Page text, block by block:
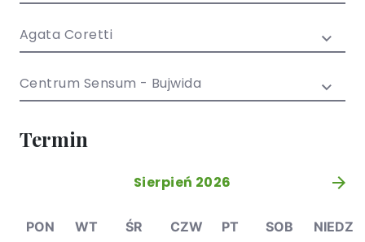
młodzieży
Agata Coretti
Centrum Sensum - Bujwida
Termin
Sierpień 2026 »
PON WT ŚR CZW PT SOB NIEDZ